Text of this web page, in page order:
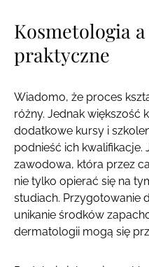
Kosmetologia
praktyczne
Wiadomo, że proces
różny. Jednak
dodatkowe kursy i
podnieść ich kwalifikacje.
zawodowa, która przez
nie tylko opierać się na
studiach. Przygotowanie
unikanie środków
dermatologii mogą się